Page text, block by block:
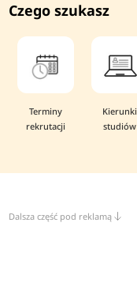
Czego szukasz
Terminy
rekrutacji
Kierunki
studiów
Dalsza część pod reklamą